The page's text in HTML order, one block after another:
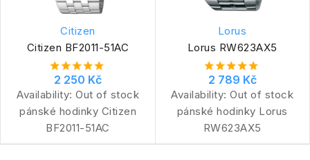
Citizen
Citizen BF2011-51AC
2 250 Kč
Availability: Out of stock
pánské hodinky Citizen
BF2011-51AC
Lorus
Lorus RW623AX5
2 789 Kč
Availability: Out of stock
pánské hodinky Lorus
RW623AX5